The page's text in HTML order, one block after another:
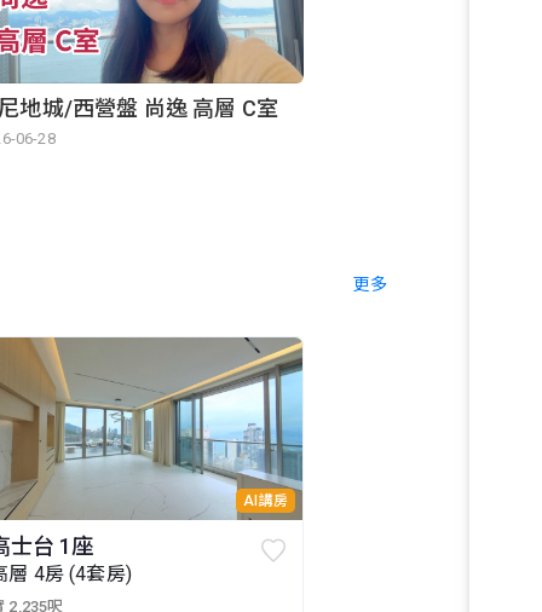
地城/西營盤 尚逸 高層 C室
06-28
更多
AI講房
士台 1座
層 4房 (4套房)
2,235呎